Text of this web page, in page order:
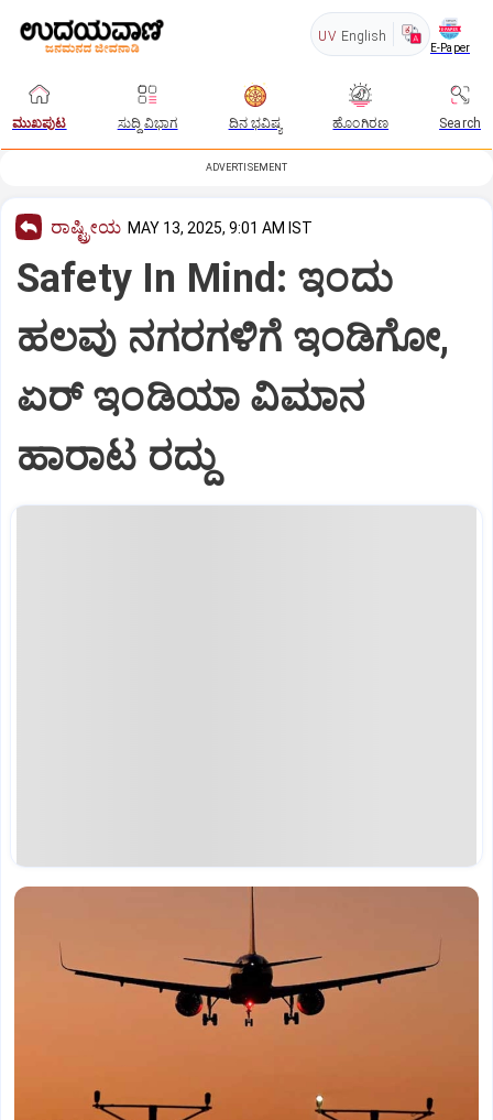
UV English
E-Paper
ಮುಖಪುಟ ಸುದ್ದಿ ವಿಭಾಗ ದಿನ ಭವಿಷ್ಯ ಹೊಂಗಿರಣ Search
ADVERTISEMENT
ರಾಷ್ಟ್ರೀಯ MAY 13, 2025, 9:01 AM IST
Safety In Mind: ಇಂದು
ಹಲವು ನಗರಗಳಿಗೆ ಇಂಡಿಗೋ,
ಏರ್ ಇಂಡಿಯಾ ವಿಮಾನ
ಹಾರಾಟ ರದ್ದು